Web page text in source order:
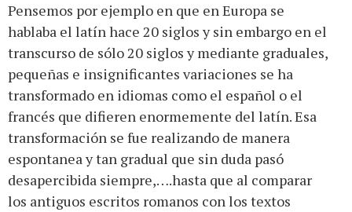
Pensemos por ejemplo en que en Europa se
hablaba el latín hace 20 siglos y sin embargo en el
transcurso de sólo 20 siglos y mediante graduales,
pequeñas e insignificantes variaciones se ha
transformado en idiomas como el español o el
francés que difieren enormemente del latín. Esa
transformación se fue realizando de manera
espontanea y tan gradual que sin duda pasó
desapercibida siempre,….hasta que al comparar
los antiguos escritos romanos con los textos